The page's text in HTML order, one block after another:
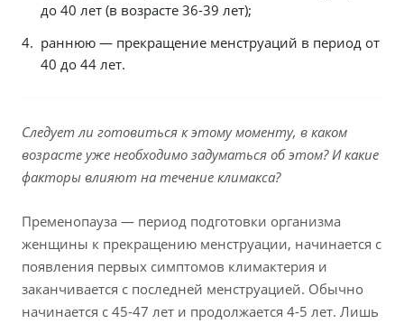
до 40 лет (в возрасте 36-39 лет);
раннюю — прекращение менструаций в период от
40 до 44 лет.
Следует ли готовиться к этому моменту, в каком
возрасте уже необходимо задуматься об этом? И какие
факторы влияют на течение климакса?
Пременопауза — период подготовки организма
женщины к прекращению менструации, начинается с
появления первых симптомов климактерия и
заканчивается с последней менструацией. Обычно
начинается с 45-47 лет и продолжается 4-5 лет. Лишь